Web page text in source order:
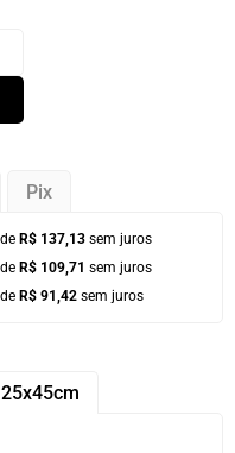
Pix
R$ 137,13 sem juros
R$ 109,71 sem juros
R$ 91,42 sem juros